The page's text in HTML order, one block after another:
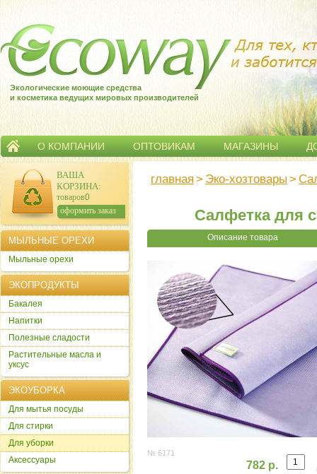
Экологические моющие средства
и косметика ведущих мировых производителей
О КОМПАНИИ ОПТОВИКАМ МАГАЗИНЫ
главная > Эко-хозтовары >
Салфетка для
Описание товара
№ 6171
782 р.
ВАША
КОРЗИНА:
товаров:0
сумма: 0р.
оформить заказ
МЫЛЬНЫЕ ОРЕХИ
Мыльные орехи
ЭКОПРОДУКТЫ
Бакалея
Напитки
Полезные сладости
Растительные масла и
уксус
ЭКОУБОРКА
Для мытья посуды
Для стирки
Для уборки
Аксессуары